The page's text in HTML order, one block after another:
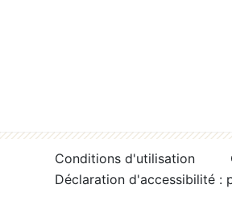
Conditions d'utilisation
Déclaration d'accessibilité :